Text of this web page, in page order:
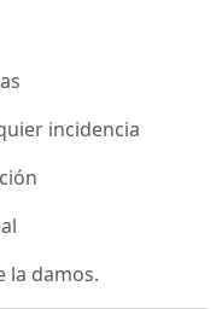
incidencia
la damos.